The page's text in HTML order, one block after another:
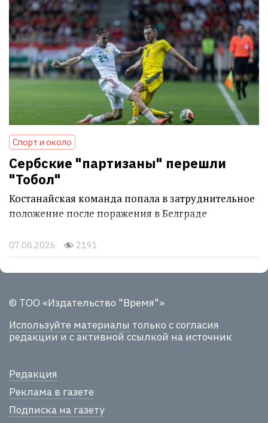
Спорт и около
Сербские "партизаны" перешли
"Тобол"
Костанайская команда попала в затруднительное
положение после поражения в Белграде
07.08.2026 2191
© ТОО «Издательство "Время"»
Используйте материалы только с согласия
редакции и с активной ссылкой на источник
Редакция
Реклама в газете
Подписка на газету